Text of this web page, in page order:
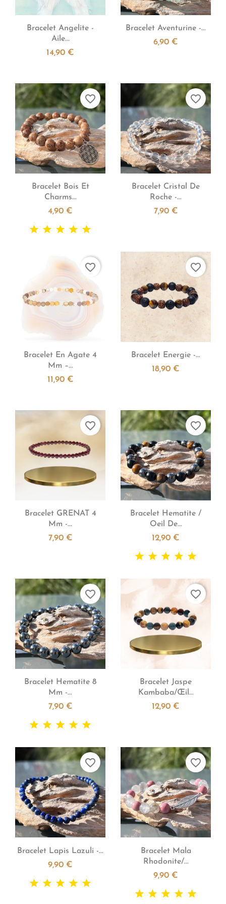
Aperçu rapide
Bracelet Angelite -
Aile...
14,90 €
Aperçu rapide
Bracelet Aventurine -...
6,90 €
Aperçu rapide
Bracelet Bois Et
Charms...
4,90 €
favorite_border
Aperçu rapide
Bracelet Cristal De
Roche -...
7,90 €
favorite_border
Aperçu rapide
Bracelet En Agate 4
Mm –...
11,90 €
favorite_border
Aperçu rapide
Bracelet Energie -...
18,90 €
favorite_border
Aperçu rapide
Bracelet GRENAT 4
Mm -...
7,90 €
favorite_border
Aperçu rapide
Bracelet Hematite /
Oeil De...
12,90 €
favorite_border
Aperçu rapide
Bracelet Hematite 8
Mm -...
7,90 €
favorite_border
Aperçu rapide
Bracelet Jaspe
Kambaba/œil...
12,90 €
favorite_border
Aperçu rapide
Bracelet Lapis Lazuli -...
9,90 €
favorite_border
Aperçu rapide
Bracelet Mala
Rhodonite/...
9,90 €
favorite_border